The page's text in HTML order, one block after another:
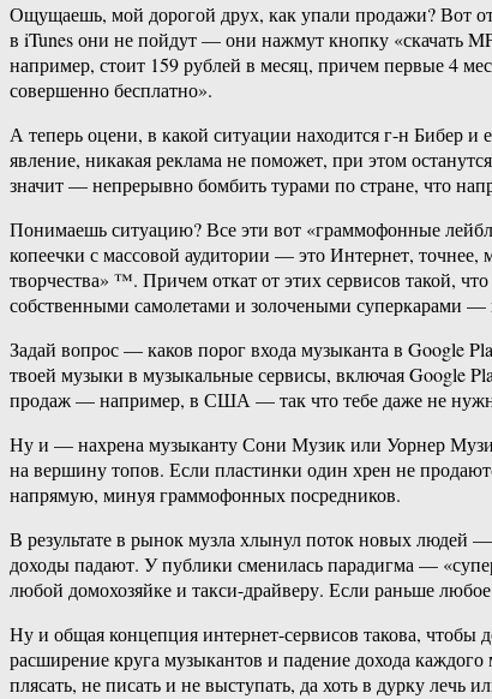
Ощущаешь, мой дорогой друх, как упали продажи? Вот
в iTunes они не пойдут — они нажмут кнопку «скачать
например, стоит 159 рублей в месяц, причем первые 4
совершенно бесплатно».
А теперь оцени, в какой ситуации находится г-н Бибер
явление, никакая реклама не поможет, при этом
значит — непрерывно бомбить турами по стране, что
Понимаешь ситуацию? Все эти вот «граммофонные
копеечки с массовой аудитории — это Интернет,
творчества» ™. Причем откат от этих сервисов такой,
собственными самолетами и золочеными суперкарами
Задай вопрос — каков порог входа музыканта в Google
твоей музыки в музыкальные сервисы, включая Google
продаж — например, в США — так что тебе даже не нужно
Ну и — нахрена музыканту Сони Музик или Уорнер
на вершину топов. Если пластинки один хрен не
напрямую, минуя граммофонных посредников.
В результате в рынок музла хлынул поток новых людей
доходы падают. У публики сменилась парадигма —
любой домохозяйке и такси-драйверу. Если раньше
Ну и общая концепция интернет-сервисов такова,
расширение круга музыкантов и падение дохода
плясать, не писать и не выступать, да хоть в дурку лечь